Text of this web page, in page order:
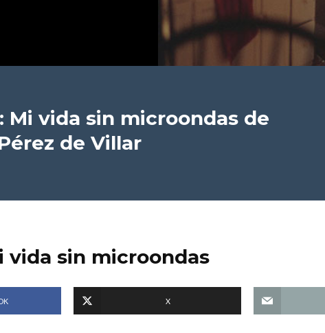
Mi vida sin microondas de
de Villar
vida sin microondas
X